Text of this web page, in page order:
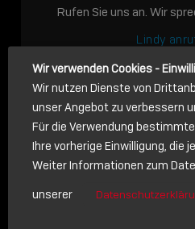
Rufen Sie uns an. Wir
Lindy
Schreiben Sie lieber? Dann
Wir verwenden Cookies -
Wir nutzen Dienste von
unser Angebot zu verbessern
Für die Verwendung
Ihre vorherige Einwilligung, die
Weiter Informationen zum
unserer